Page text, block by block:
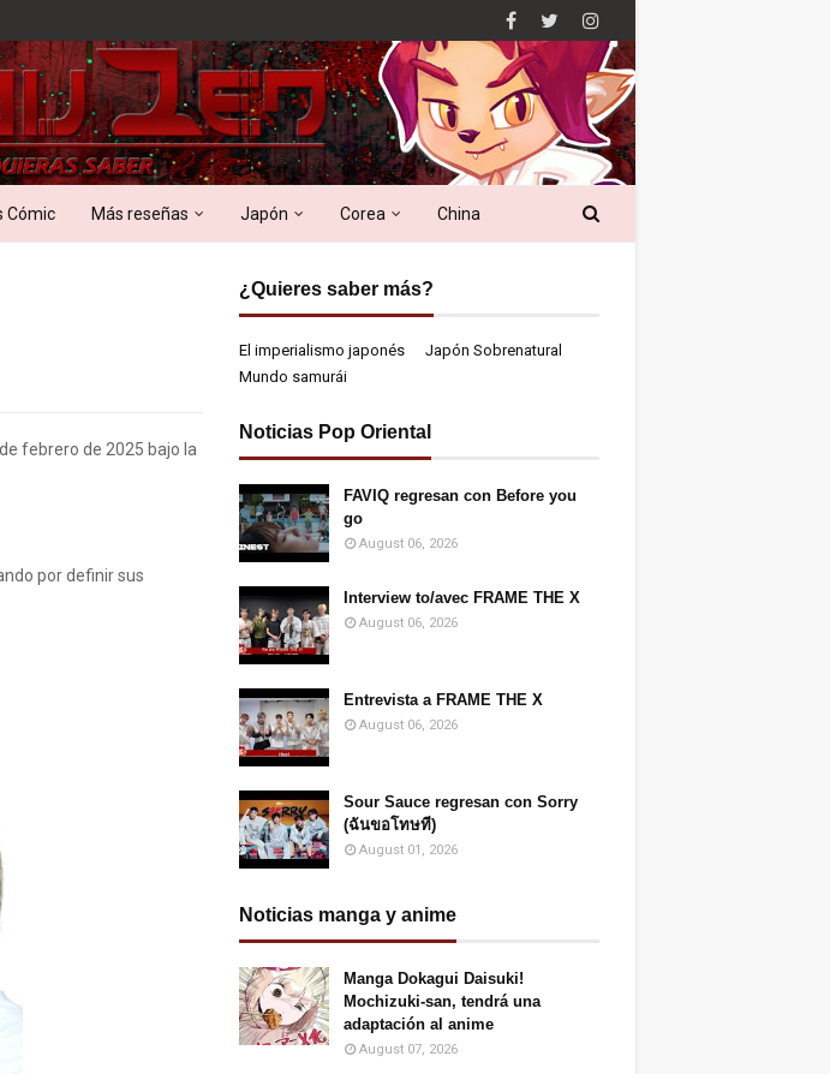
Cómic Más reseñas Japón Corea China
febrero de 2025 bajo la
por definir sus
¿Quieres saber más?
El imperialismo japonés
Japón Sobrenatural
Mundo samurái
Noticias Pop Oriental
FAVIQ regresan con Before you
go
August 06, 2026
Interview to/avec FRAME THE X
August 06, 2026
Entrevista a FRAME THE X
August 06, 2026
Sour Sauce regresan con Sorry
(ฉันขอโทษที)
August 01, 2026
Noticias manga y anime
Manga Dokagui Daisuki!
Mochizuki-san, tendrá una
adaptación al anime
August 07, 2026